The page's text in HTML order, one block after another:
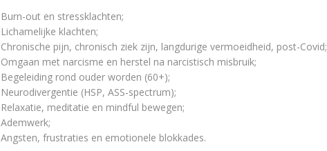
Burn-out en stressklachten;
Lichamelijke klachten;
Chronische pijn, chronisch ziek zijn, langdurige vermoeidheid, post-Covid;
Omgaan met narcisme en herstel na narcistisch misbruik;
Begeleiding rond ouder worden (60+);
Neurodivergentie (HSP, ASS-spectrum);
Relaxatie, meditatie en mindful bewegen;
Ademwerk;
Angsten, frustraties en emotionele blokkades.